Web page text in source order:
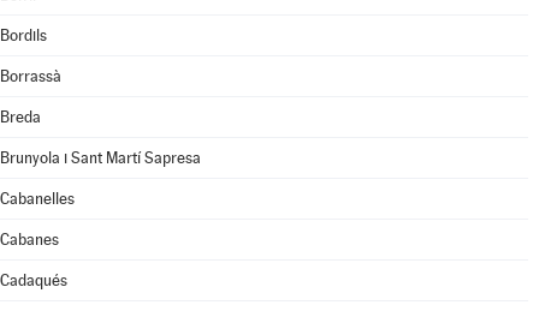
Bordils
Borrassà
Breda
Brunyola i Sant Martí Sapresa
Cabanelles
Cabanes
Cadaqués